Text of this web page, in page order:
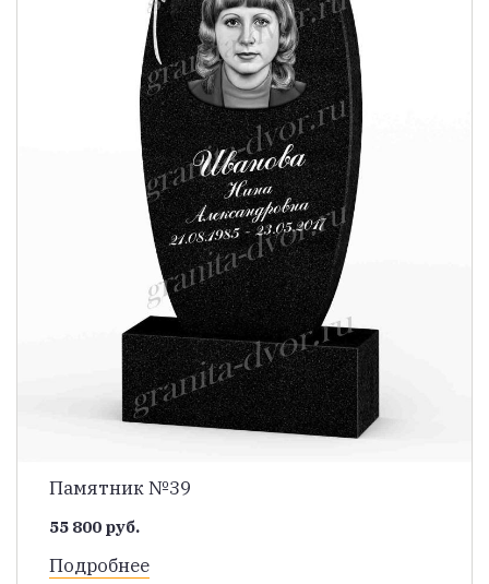
Памятник №39
55 800 руб.
Подробнее